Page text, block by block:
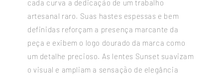
cada curva a dedicação de um trabalho
artesanal raro. Suas hastes espessas e bem
definidas reforçam a presença marcante da
peça e exibem o logo dourado da marca como
um detalhe precioso. As lentes Sunset suavizam
o visual e ampliam a sensação de elegância